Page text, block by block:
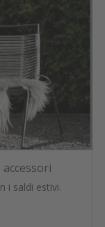
i saldi estivi.